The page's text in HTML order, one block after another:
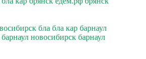
бла бла кар барнаул
новосибирск барнаул